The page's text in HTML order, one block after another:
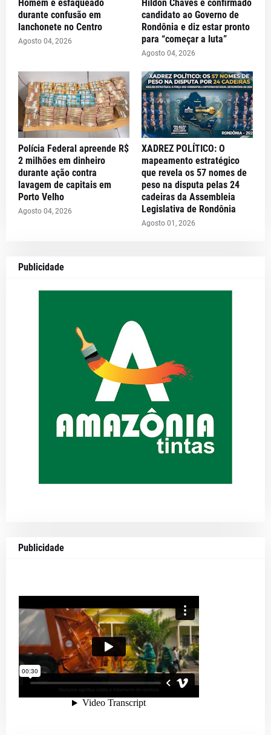
Homem é esfaqueado
durante confusão em
lanchonete no Centro
Agosto 04, 2026
Hildon Chaves é confirmado
candidato ao Governo de
Rondônia e diz estar pronto
para “começar a luta”
Agosto 04, 2026
Polícia Federal apreende R$
2 milhões em dinheiro
durante ação contra
lavagem de capitais em
Porto Velho
Agosto 04, 2026
XADREZ POLÍTICO: O
mapeamento estratégico
que revela os 57 nomes de
peso na disputa pelas 24
cadeiras da Assembleia
Legislativa de Rondônia
Agosto 01, 2026
Publicidade
Publicidade